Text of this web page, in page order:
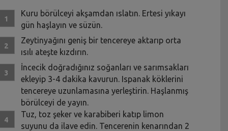
Kuru börülceyi akşamdan ıslatın. Ertesi yıkayı
gün haşlayın ve süzün.
Zeytinyağını geniş bir tencereye aktarıp orta
ısılı ateşte kızdırın.
İncecik doğradığınız soğanları ve sarımsakları
ekleyip 3-4 dakika kavurun. Ispanak köklerini
tencereye uzunlamasına yerleştirin. Haşlanmış
börülceyi de yayın.
Tuz, toz şeker ve karabiberi katıp limon
suyunu da ilave edin. Tencerenin kenarından 2